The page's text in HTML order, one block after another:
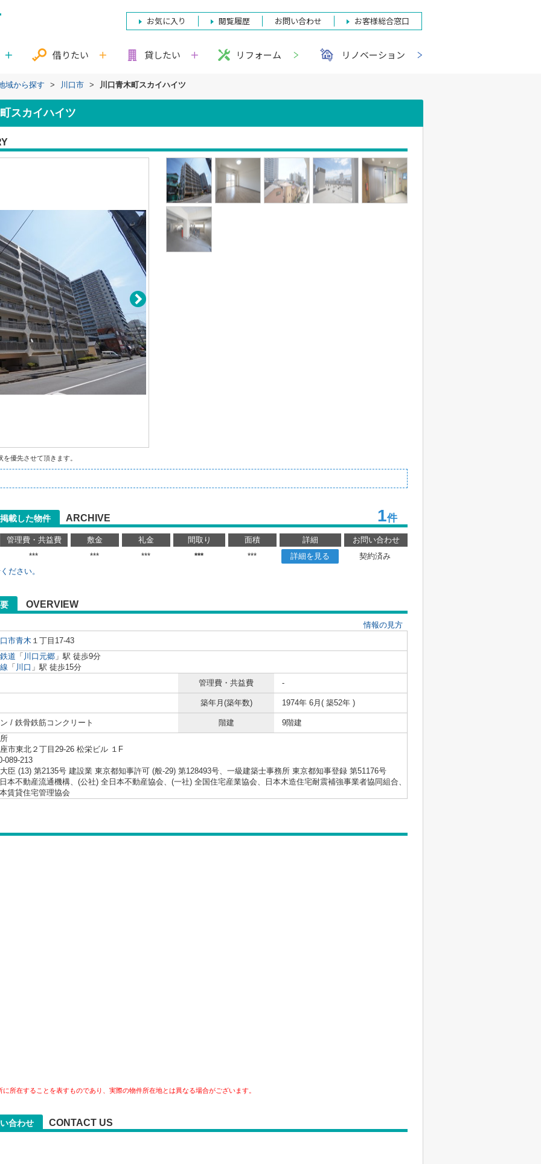
お気に入り 閲覧履歴 お問い合わせ お客様総合窓口
借りたい 貸したい リフォーム リノベーション
域から探す > 川口市 > 川口青木町スカイハイツ
スカイハイツ
優先させて頂きます。
載した物件 ARCHIVE 1件
管理費・共益費 敷金 礼金 間取り 面積 詳細
お問い合わせ
*** *** *** *** *** 詳細を見る
契約済み
ださい。
OVERVIEW
情報の見方
市青木 １丁目17-43
道 「 川口元郷 」駅 徒歩9分
「 川口 」駅 徒歩15分
管理費・共益費 -
築年月(築年数) 1974年 6月( 築52年 )
/ 鉄骨鉄筋コンクリート 階建 9階建
市東北２丁目29-26 松栄ビル １F
089-213
臣 (13) 第2135号 建設業 東京都知事許可 (般-29) 第128493号、一級建築士事務所 東京都知事登録 第51176号
本不動産流通機構、(公社) 全日本不動産協会、(一社) 全国住宅産業協会、日本木造住宅耐震補強事業者協同組合、
賃貸住宅管理協会
所在することを表すものであり、実際の物件所在地とは異なる場合がございます。
合わせ CONTACT US